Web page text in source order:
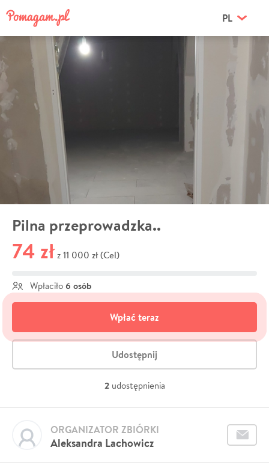
PL
Pilna przeprowadzka..
74 zł z 11 000 zł (Cel)
Wpłaciło 6 osób
Wpłać teraz
Udostępnij
2 udostępnienia
Aleksandra Lachowicz
ORGANIZATOR ZBIÓRKI